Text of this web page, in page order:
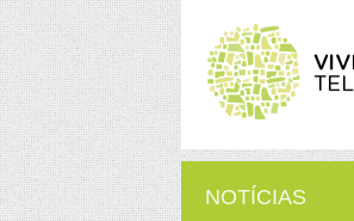
NOTÍCIAS